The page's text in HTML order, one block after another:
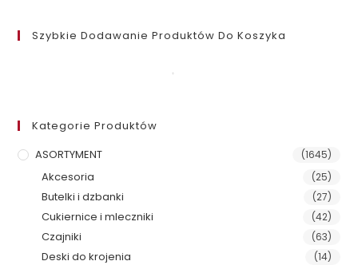
Szybkie Dodawanie Produktów Do Koszyka
Kategorie Produktów
ASORTYMENT
(1645)
Akcesoria (25)
Butelki i dzbanki (27)
Cukiernice i mleczniki (42)
Czajniki (63)
Deski do krojenia (14)